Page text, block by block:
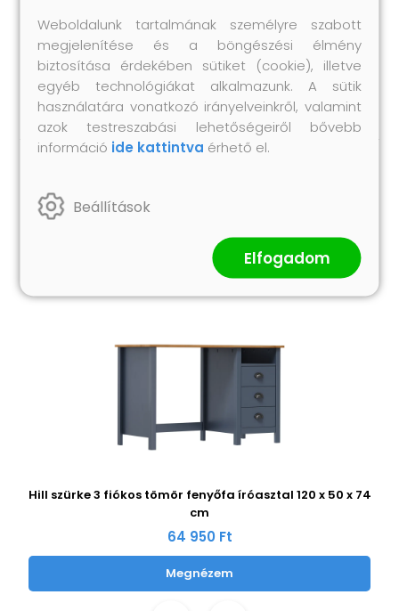
és dugó(ka)t. Ha bizonytalan, kérje
szakember tanácsát. Gondosan olvassa el és
kövesse a használati utasítás minden lépését.
Hill szürke 3 fiókos tömör fenyőfa íróasztal 120 x 50 x 74
cm
64 950 Ft
Megnézem
Weboldalunk tartalmának személyre szabott
megjelenítése és a böngészési élmény
biztosítása érdekében sütiket (cookie), illetve
egyéb technológiákat alkalmazunk. A sütik
használatára vonatkozó irányelveinkről, valamint
azok testreszabási lehetőségeiről bővebb
információ ide kattintva érhető el.
Beállítások
Elfogadom